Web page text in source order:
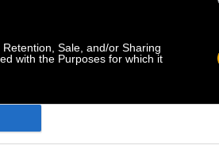
Sale, and/or Sharing
with the Purposes for which it
le Baco Shop ! Ne ratez
qui regroupe les
pour commander
plateformes sur ce